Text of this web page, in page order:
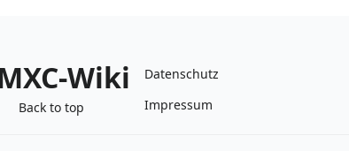
Wiki
Back to top
Datenschutz
Impressum